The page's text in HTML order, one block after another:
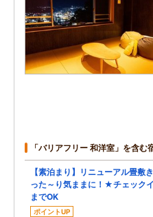
「バリアフリー 和洋室」を含む
【素泊まり】リニューアル畳敷
った～り気ままに！★チェック
までOK
ポイントUP